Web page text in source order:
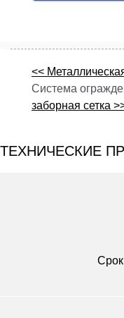
<<
Система
заборная сетка
ТЕХНИЧЕСКИЕ